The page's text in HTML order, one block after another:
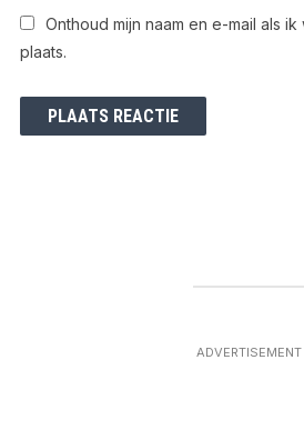
Onthoud mijn naam en e-mail als
plaats.
ADVERTISEMENT